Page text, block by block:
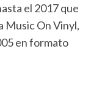
el 2017 que
Music On Vinyl,
en formato